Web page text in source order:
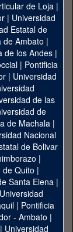
de Loja|
| Universidad
Estatal de
de Ambato |
de los Andes|
| Pontificia
| Universidad
de las
de
de Machala|
Nacional
de Bolivar
|
de Quito |
Santa Elena|
Universidad
| Pontificia
- Ambato |
Universidad